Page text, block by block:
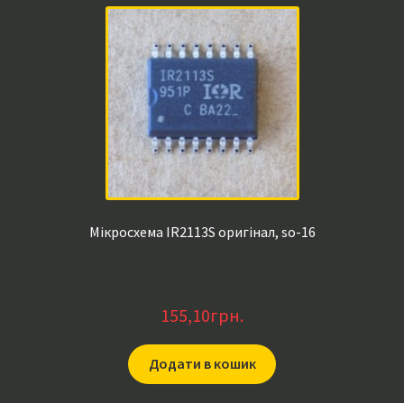
Мікросхема IR2113S оригінал, so-16
155,10грн.
Додати в кошик